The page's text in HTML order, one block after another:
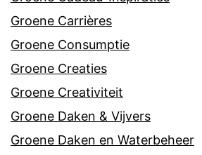
Groene Carrières
Groene Consumptie
Groene Creaties
Groene Creativiteit
Groene Daken & Vijvers
Groene Daken en Waterbeheer